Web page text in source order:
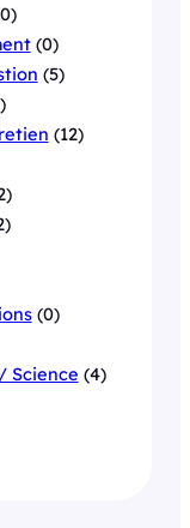
(0)
(5)
(12)
(0)
Science (4)